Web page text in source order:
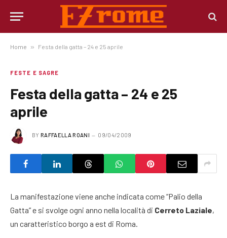
Home » Festa della gatta – 24 e 25 aprile
FESTE E SAGRE
Festa della gatta – 24 e 25
aprile
BY RAFFAELLA ROANI 09/04/2009
La manifestazione viene anche indicata come “Palio della
Gatta” e si svolge ogni anno nella località di Cerreto Laziale,
un caratteristico borgo a est di Roma.